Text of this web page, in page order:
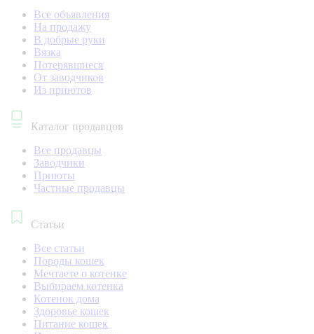
Все объявления
На продажу
В добрые руки
Вязка
Потерявшиеся
От заводчиков
Из приютов
Каталог продавцов
Все продавцы
Заводчики
Приюты
Частные продавцы
Статьи
Все статьи
Породы кошек
Мечтаете о котенке
Выбираем котенка
Котенок дома
Здоровье кошек
Питание кошек